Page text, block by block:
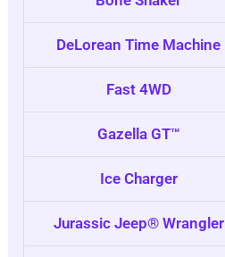
DeLorean Time Machine
Fast 4WD
Gazella GT™
Ice Charger
Jurassic Jeep® Wrangler